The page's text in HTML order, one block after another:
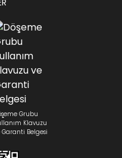
Grubu
Klavuzu
Garanti Belgesi